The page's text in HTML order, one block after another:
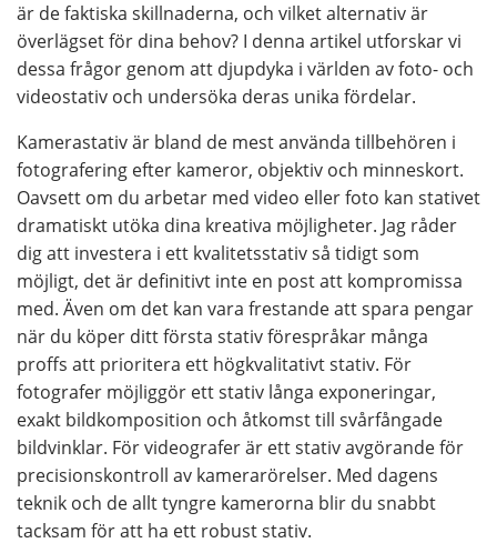
är de faktiska skillnaderna, och vilket alternativ är
överlägset för dina behov? I denna artikel utforskar vi
dessa frågor genom att djupdyka i världen av foto- och
videostativ och undersöka deras unika fördelar.
Kamerastativ är bland de mest använda tillbehören i
fotografering efter kameror, objektiv och minneskort.
Oavsett om du arbetar med video eller foto kan stativet
dramatiskt utöka dina kreativa möjligheter. Jag råder
dig att investera i ett kvalitetsstativ så tidigt som
möjligt, det är definitivt inte en post att kompromissa
med. Även om det kan vara frestande att spara pengar
när du köper ditt första stativ förespråkar många
proffs att prioritera ett högkvalitativt stativ. För
fotografer möjliggör ett stativ långa exponeringar,
exakt bildkomposition och åtkomst till svårfångade
bildvinklar. För videografer är ett stativ avgörande för
precisionskontroll av kamerarörelser. Med dagens
teknik och de allt tyngre kamerorna blir du snabbt
tacksam för att ha ett robust stativ.